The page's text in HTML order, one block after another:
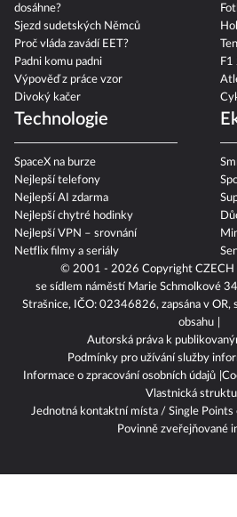
© 2001 - 2026 Copyright CZECH
se sídlem náměstí Marie Schmolkové
Strašnice, IČO: 02346826, zapsána v OR,
obsahu
Autorská práva k
Podmínky pro užívání služby
Informace o zpracování osobních údajů
Vlastnická
Jednotná kontaktní místa / Single Points
Povinně zveřejňované
dosáhne?
Sjezd sudetských Němců
Proč vláda zavádí EET?
Padni komu padni
Výpověď z práce vzor
Divoký kačer
F1
Technologie
SpaceX na burze
Nejlepší telefony
Nejlepší AI zdarma
Nejlepší chytré hodinky
Nejlepší VPN – srovnání
Netflix filmy a seriály